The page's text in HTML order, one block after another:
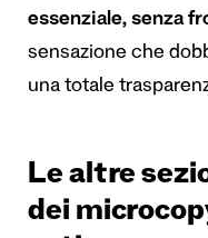
essenziale, senza
sensazione che
una totale
Le altre
dei